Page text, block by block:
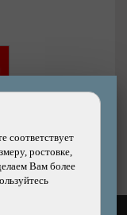
соответствует
ростовке,
Вам более